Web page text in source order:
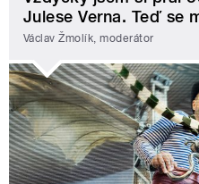
Julese Verna. Teď se
Václav Žmolík, moderátor